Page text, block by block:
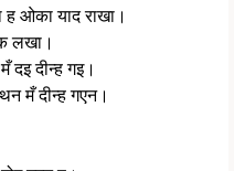
ओका याद राखा।
लखा।
दइ दीन्ह गइ।
मँ दीन्ह गएन।